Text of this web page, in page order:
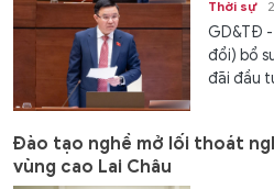
Thời sự
GD&TĐ
đổi) bổ
đãi đầu
Đào tạo nghề mở lối thoát
vùng cao Lai Châu